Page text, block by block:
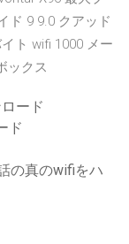
ド 9 9.0 クアッド
ト wifi 1000 メー
ックス
ード
ド
の真のwifiをハ